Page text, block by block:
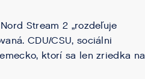
Stream 2 „rozdeľuje
CDU/CSU, sociálni
ktorí sa len zriedka na